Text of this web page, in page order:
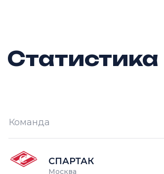
Команда
СПАРТАК
Москва